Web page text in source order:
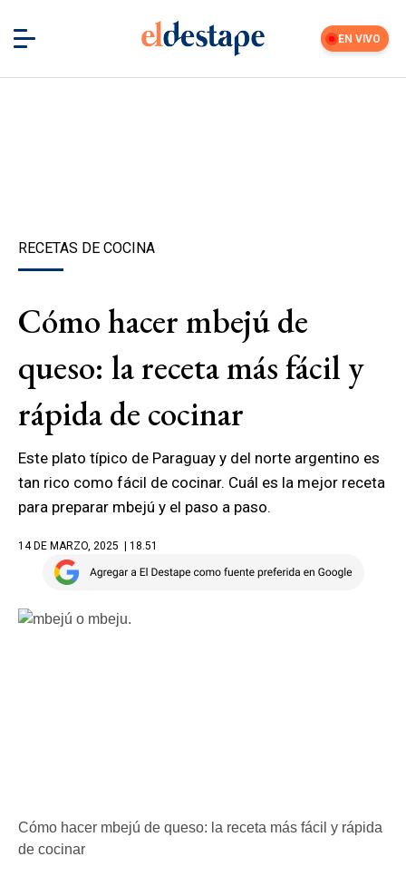
EN VIVO
RECETAS DE COCINA
Cómo hacer mbejú de
queso: la receta más fácil y
rápida de cocinar
Este plato típico de Paraguay y del norte argentino es
tan rico como fácil de cocinar. Cuál es la mejor receta
para preparar mbejú y el paso a paso.
14 DE MARZO, 2025 | 18.51
Cómo hacer mbejú de queso: la receta más fácil y rápida
de cocinar